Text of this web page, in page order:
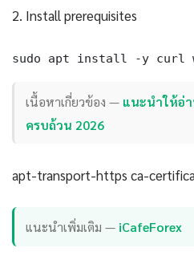
2. Install prerequisites
sudo apt install -y curl
เนื้อหาเกี่ยวข้อง — แนะนำให้อ่
ครบถ้วน 2026
apt-transport-https ca-
แนะนำเพิ่มเติม — iCafeForex